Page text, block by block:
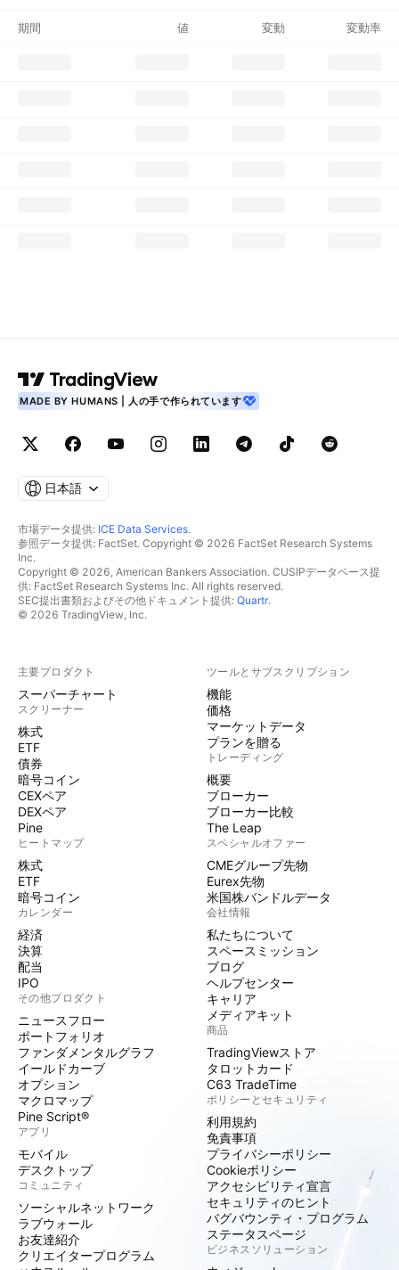
期間 値 変動 変動率
MADE BY HUMANS | 人の手で作られています
日本語
市場データ提供: ICE Data Services.
参照データ提供: FactSet. Copyright © 2026 FactSet Research Systems
Inc.
Copyright © 2026, American Bankers Association. CUSIPデータベース提
供: FactSet Research Systems Inc. All rights reserved.
SEC提出書類およびその他ドキュメント提供: Quartr.
© 2026 TradingView, Inc.
主要プロダクト
スーパーチャート
スクリーナー
株式
ETF
債券
暗号コイン
CEXペア
DEXペア
Pine
ヒートマップ
株式
ETF
暗号コイン
カレンダー
経済
決算
配当
IPO
その他プロダクト
ニュースフロー
ポートフォリオ
ファンダメンタルグラフ
イールドカーブ
オプション
マクロマップ
Pine Script®
アプリ
モバイル
デスクトップ
コミュニティ
ソーシャルネットワーク
ラブウォール
お友達紹介
クリエイタープログラム
ツールとサブスクリプション
機能
価格
マーケットデータ
プランを贈る
トレーディング
概要
ブローカー
ブローカー比較
The Leap
スペシャルオファー
CMEグループ先物
Eurex先物
米国株バンドルデータ
会社情報
私たちについて
スペースミッション
ブログ
ヘルプセンター
キャリア
メディアキット
商品
TradingViewストア
タロットカード
C63 TradeTime
ポリシーとセキュリティ
利用規約
免責事項
プライバシーポリシー
Cookieポリシー
アクセシビリティ宣言
セキュリティのヒント
バグバウンティ・プログラム
ステータスページ
ビジネスソリューション